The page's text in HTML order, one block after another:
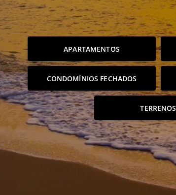
APARTAMENTOS
CONDOMÍNIOS FECHADOS
TERRENOS